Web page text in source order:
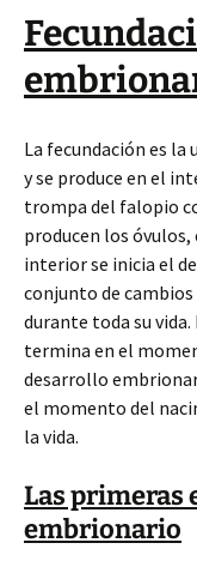
La fecundación es la
y se produce en el
trompa del falopio
producen los
interior se inicia el
conjunto de cambios
durante toda su
termina en el
desarrollo
el momento del
la vida.
Las primeras
embrionario